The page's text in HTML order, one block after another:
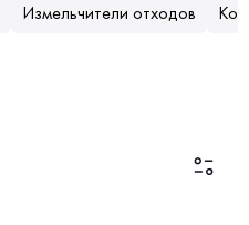
Измельчители отходов